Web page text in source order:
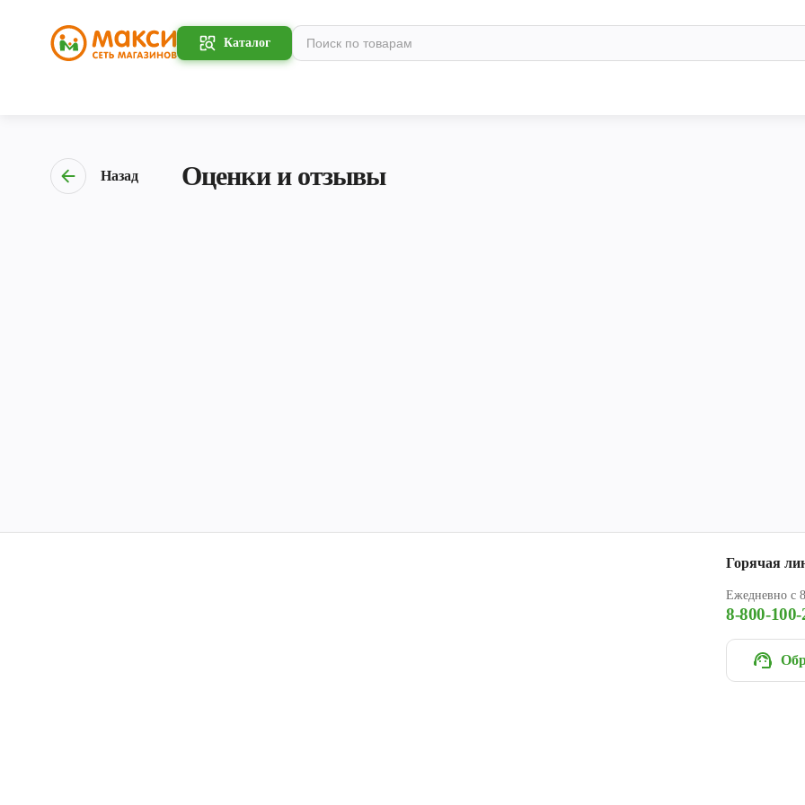
Каталог
Назад Оценки и отзывы
Горячая
Ежедневно с
8-800-100-